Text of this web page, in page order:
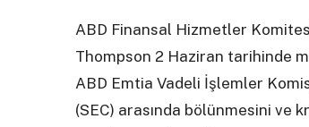
ABD Finansal Hizmetler
Thompson 2 Haziran tarihinde
ABD Emtia Vadeli İşlemler
(SEC) arasında bölünmesini